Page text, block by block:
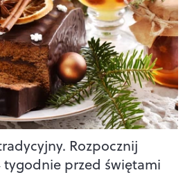
Rozpocznij
przed świętami